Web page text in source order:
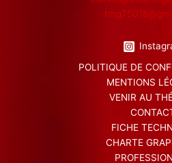
POLITIQUE DE
MENTIONS
VENIR AU
FICHE
CHARTE